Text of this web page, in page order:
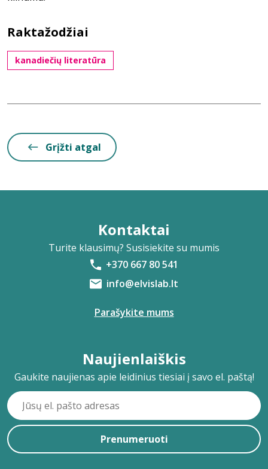
Raktažodžiai
kanadiečių literatūra
Grįžti atgal
Kontaktai
Turite klausimų? Susisiekite su mumis
+370 667 80 541
info@elvislab.lt
Parašykite mums
Naujienlaiškis
Gaukite naujienas apie leidinius tiesiai į savo el. paštą!
Prenumeruoti